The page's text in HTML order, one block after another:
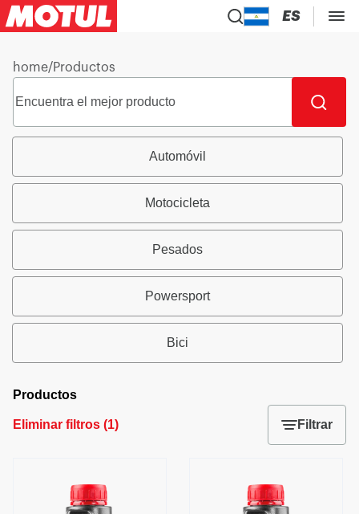
ES
home/Productos
Automóvil
Motocicleta
Pesados
Powersport
Bici
Productos
Eliminar filtros (1) Filtrar